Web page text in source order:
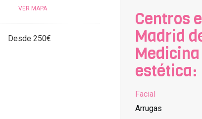
VER MAPA
Desde 250€
Centros
Madrid
Medicina
estética:
Facial
Arrugas